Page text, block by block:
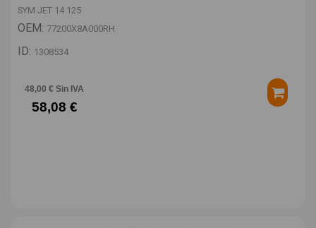
SYM JET 14 125
OEM: 77200X8A000RH
ID: 1308534
48,00 € Sin IVA
58,08 €